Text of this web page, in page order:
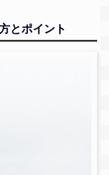
とポイント